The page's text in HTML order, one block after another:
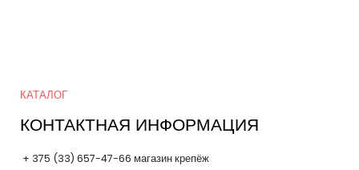
КАТАЛОГ
КОНТАКТНАЯ ИНФОРМАЦИЯ
+ 375 (33) 657-47-66 магазин крепёж